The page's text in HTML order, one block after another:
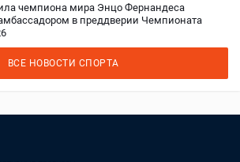
чемпиона мира Энцо Фернандеса
в преддверии Чемпионата
ВСЕ НОВОСТИ СПОРТА